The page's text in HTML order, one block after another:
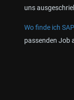
uns
Wo finde ich
passenden Job